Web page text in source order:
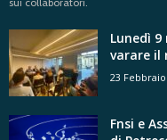
Lunedì
varare il
23 Febbraio
Fnsi e